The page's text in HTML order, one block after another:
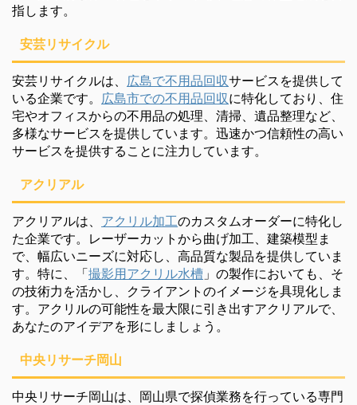
指します。
安芸リサイクル
安芸リサイクルは、 広島で不用品回収サービスを提供して
いる企業です。 広島市での不用品回収に特化しており、住
宅やオフィスからの不用品の処理、清掃、遺品整理など、
多様なサービスを提供しています。迅速かつ信頼性の高い
サービスを提供することに注力しています。
アクリアル
アクリアルは、 アクリル加工のカスタムオーダーに特化し
た企業です。レーザーカットから曲げ加工、建築模型ま
で、幅広いニーズに対応し、高品質な製品を提供していま
す。特に、「撮影用アクリル水槽 」の製作においても、そ
の技術力を活かし、クライアントのイメージを具現化しま
す。アクリルの可能性を最大限に引き出すアクリアルで、
あなたのアイデアを形にしましょう。
中央リサーチ岡山
中央リサーチ岡山は、岡山県で探偵業務を行っている専門